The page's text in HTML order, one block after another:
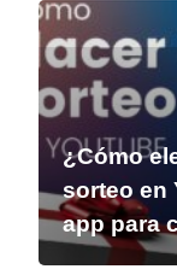
¿Cómo
sorteo en
app para